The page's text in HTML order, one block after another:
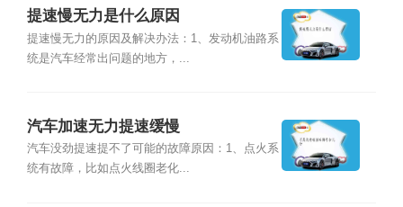
提速慢无力是什么原因
提速慢无力的原因及解决办法：1、发动机油路系
统是汽车经常出问题的地方，...
汽车加速无力提速缓慢
汽车没劲提速提不了可能的故障原因：1、点火系
统有故障，比如点火线圈老化...